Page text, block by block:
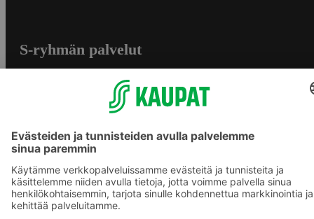
S-ryhmän palvelut
S-ostoslista -sovellus
Prisma.fi
Sokos.fi
S-Pankki
Yhteishyvä
Sokos Hotels